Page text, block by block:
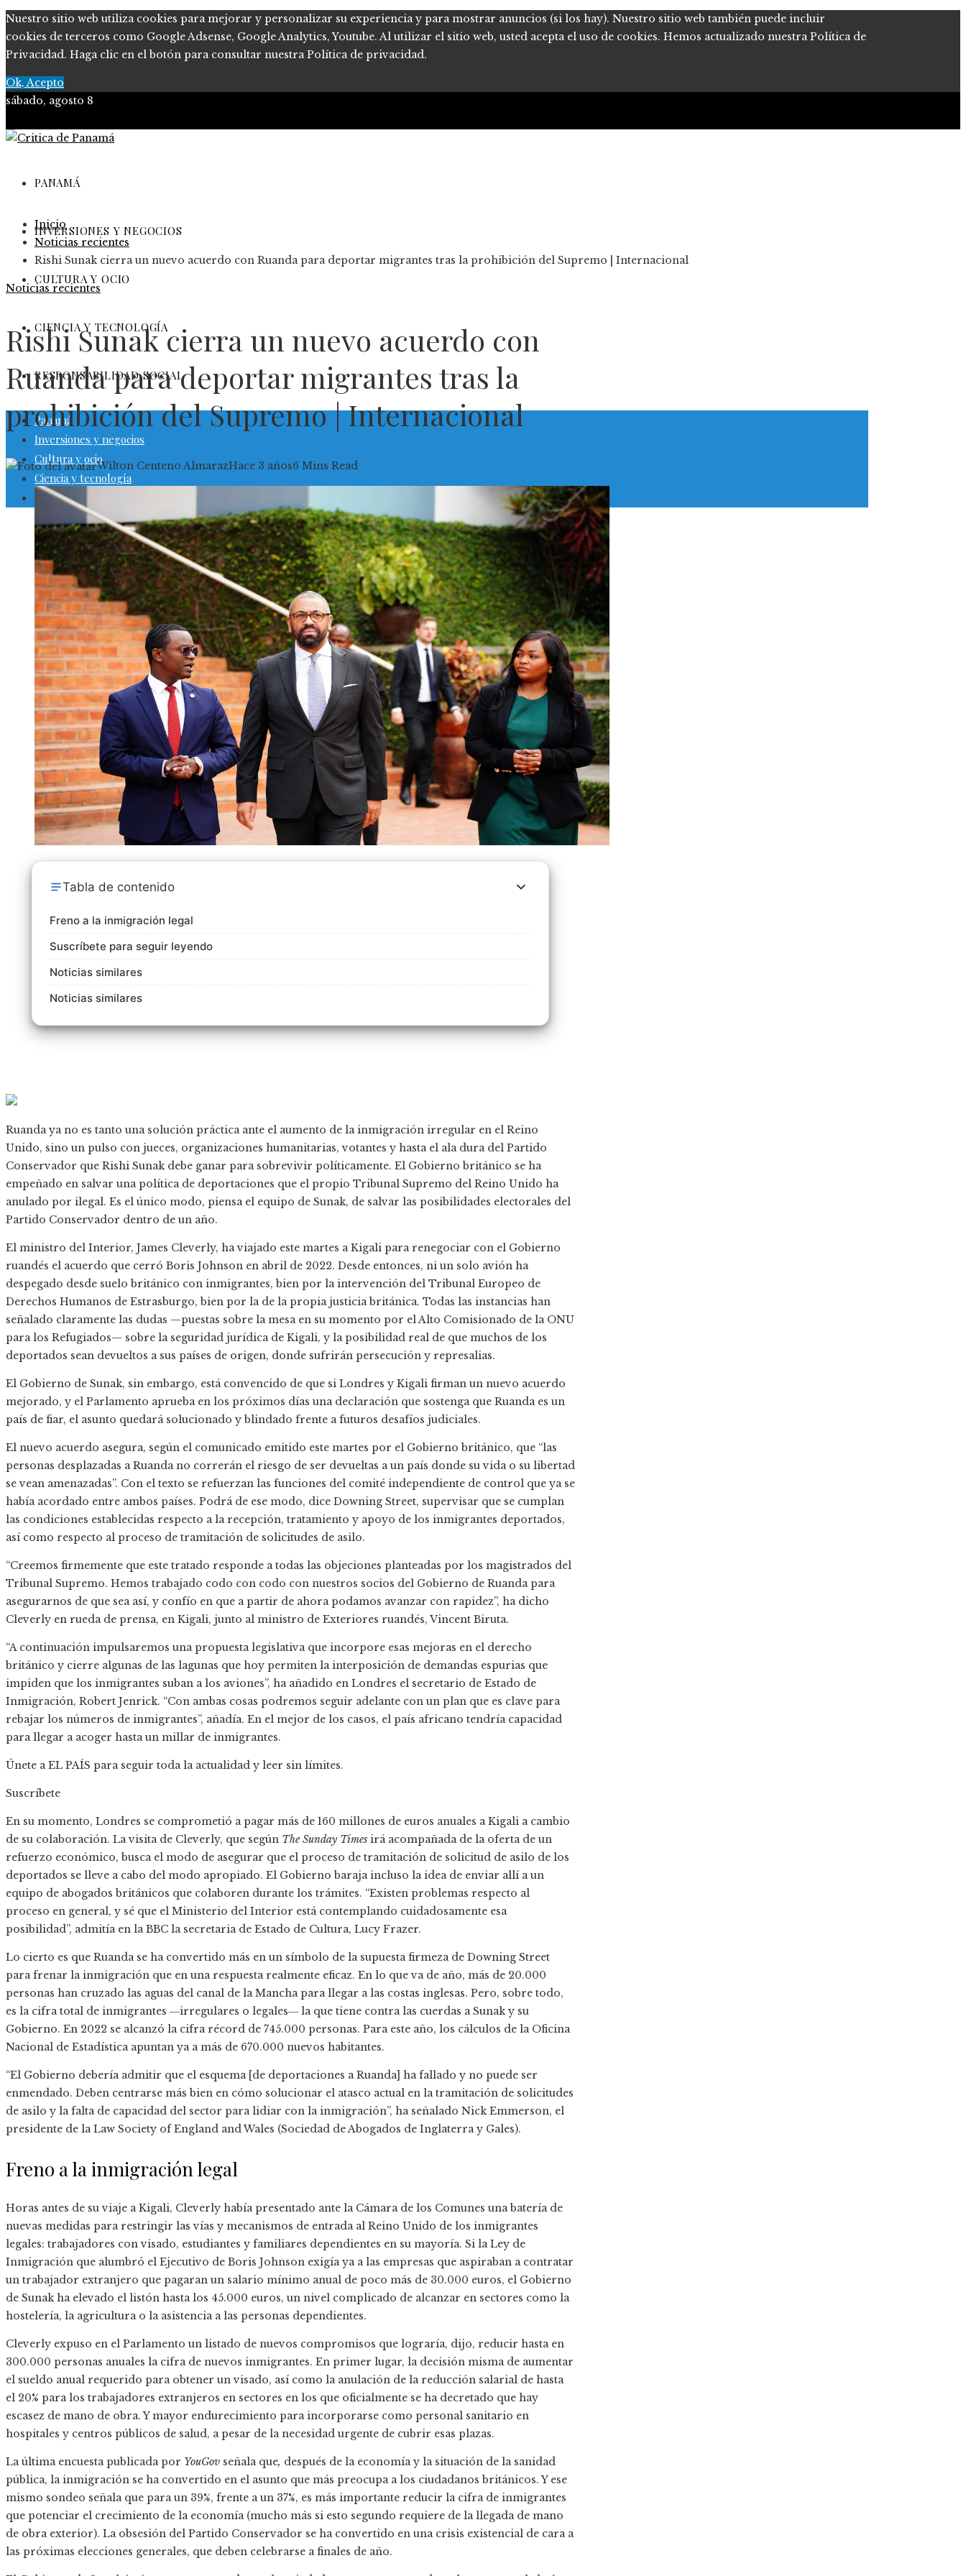
Nuestro sitio web utiliza cookies para mejorar y personalizar su experiencia y para mostrar anuncios (si los hay). Nuestro sitio web también puede incluir
cookies de terceros como Google Adsense, Google Analytics, Youtube. Al utilizar el sitio web, usted acepta el uso de cookies. Hemos actualizado nuestra Política de
Privacidad. Haga clic en el botón para consultar nuestra Política de privacidad.
Ok, Acepto
sábado, agosto 8
PANAMÁ
INVERSIONES Y NEGOCIOS
CULTURA Y OCIO
CIENCIA Y TECNOLOGÍA
RESPONSABILIDAD SOCIAL
Panamá
Inversiones y negocios
Cultura y ocio
Ciencia y tecnología
Responsabilidad social
Inicio
Noticias recientes
Rishi Sunak cierra un nuevo acuerdo con Ruanda para deportar migrantes tras la prohibición del Supremo | Internacional
Noticias recientes
Rishi Sunak cierra un nuevo acuerdo con
Ruanda para deportar migrantes tras la
prohibición del Supremo | Internacional
Wilton Centeno AlmarazHace 3 años6 Mins Read
Tabla de contenido
Freno a la inmigración legal
Suscríbete para seguir leyendo
Noticias similares
Noticias similares
Ruanda ya no es tanto una solución práctica ante el aumento de la inmigración irregular en el Reino
Unido, sino un pulso con jueces, organizaciones humanitarias, votantes y hasta el ala dura del Partido
Conservador que Rishi Sunak debe ganar para sobrevivir políticamente. El Gobierno británico se ha
empeñado en salvar una política de deportaciones que el propio Tribunal Supremo del Reino Unido ha
anulado por ilegal. Es el único modo, piensa el equipo de Sunak, de salvar las posibilidades electorales del
Partido Conservador dentro de un año.
El ministro del Interior, James Cleverly, ha viajado este martes a Kigali para renegociar con el Gobierno
ruandés el acuerdo que cerró Boris Johnson en abril de 2022. Desde entonces, ni un solo avión ha
despegado desde suelo británico con inmigrantes, bien por la intervención del Tribunal Europeo de
Derechos Humanos de Estrasburgo, bien por la de la propia justicia británica. Todas las instancias han
señalado claramente las dudas —puestas sobre la mesa en su momento por el Alto Comisionado de la ONU
para los Refugiados— sobre la seguridad jurídica de Kigali, y la posibilidad real de que muchos de los
deportados sean devueltos a sus países de origen, donde sufrirán persecución y represalias.
El Gobierno de Sunak, sin embargo, está convencido de que si Londres y Kigali firman un nuevo acuerdo
mejorado, y el Parlamento aprueba en los próximos días una declaración que sostenga que Ruanda es un
país de fiar, el asunto quedará solucionado y blindado frente a futuros desafíos judiciales.
El nuevo acuerdo asegura, según el comunicado emitido este martes por el Gobierno británico, que “las
personas desplazadas a Ruanda no correrán el riesgo de ser devueltas a un país donde su vida o su libertad
se vean amenazadas”. Con el texto se refuerzan las funciones del comité independiente de control que ya se
había acordado entre ambos países. Podrá de ese modo, dice Downing Street, supervisar que se cumplan
las condiciones establecidas respecto a la recepción, tratamiento y apoyo de los inmigrantes deportados,
así como respecto al proceso de tramitación de solicitudes de asilo.
“Creemos firmemente que este tratado responde a todas las objeciones planteadas por los magistrados del
Tribunal Supremo. Hemos trabajado codo con codo con nuestros socios del Gobierno de Ruanda para
asegurarnos de que sea así, y confío en que a partir de ahora podamos avanzar con rapidez”, ha dicho
Cleverly en rueda de prensa, en Kigali, junto al ministro de Exteriores ruandés, Vincent Biruta.
“A continuación impulsaremos una propuesta legislativa que incorpore esas mejoras en el derecho
británico y cierre algunas de las lagunas que hoy permiten la interposición de demandas espurias que
impiden que los inmigrantes suban a los aviones”, ha añadido en Londres el secretario de Estado de
Inmigración, Robert Jenrick. “Con ambas cosas podremos seguir adelante con un plan que es clave para
rebajar los números de inmigrantes”, añadía. En el mejor de los casos, el país africano tendría capacidad
para llegar a acoger hasta un millar de inmigrantes.
Únete a EL PAÍS para seguir toda la actualidad y leer sin límites.
Suscríbete
En su momento, Londres se comprometió a pagar más de 160 millones de euros anuales a Kigali a cambio
de su colaboración. La visita de Cleverly, que según The Sunday Times irá acompañada de la oferta de un
refuerzo económico, busca el modo de asegurar que el proceso de tramitación de solicitud de asilo de los
deportados se lleve a cabo del modo apropiado. El Gobierno baraja incluso la idea de enviar allí a un
equipo de abogados británicos que colaboren durante los trámites. “Existen problemas respecto al
proceso en general, y sé que el Ministerio del Interior está contemplando cuidadosamente esa
posibilidad”, admitía en la BBC la secretaria de Estado de Cultura, Lucy Frazer.
Lo cierto es que Ruanda se ha convertido más en un símbolo de la supuesta firmeza de Downing Street
para frenar la inmigración que en una respuesta realmente eficaz. En lo que va de año, más de 20.000
personas han cruzado las aguas del canal de la Mancha para llegar a las costas inglesas. Pero, sobre todo,
es la cifra total de inmigrantes ―irregulares o legales― la que tiene contra las cuerdas a Sunak y su
Gobierno. En 2022 se alcanzó la cifra récord de 745.000 personas. Para este año, los cálculos de la Oficina
Nacional de Estadística apuntan ya a más de 670.000 nuevos habitantes.
“El Gobierno debería admitir que el esquema [de deportaciones a Ruanda] ha fallado y no puede ser
enmendado. Deben centrarse más bien en cómo solucionar el atasco actual en la tramitación de solicitudes
de asilo y la falta de capacidad del sector para lidiar con la inmigración”, ha señalado Nick Emmerson, el
presidente de la Law Society of England and Wales (Sociedad de Abogados de Inglaterra y Gales).
Freno a la inmigración legal
Horas antes de su viaje a Kigali, Cleverly había presentado ante la Cámara de los Comunes una batería de
nuevas medidas para restringir las vías y mecanismos de entrada al Reino Unido de los inmigrantes
legales: trabajadores con visado, estudiantes y familiares dependientes en su mayoría. Si la Ley de
Inmigración que alumbró el Ejecutivo de Boris Johnson exigía ya a las empresas que aspiraban a contratar
un trabajador extranjero que pagaran un salario mínimo anual de poco más de 30.000 euros, el Gobierno
de Sunak ha elevado el listón hasta los 45.000 euros, un nivel complicado de alcanzar en sectores como la
hostelería, la agricultura o la asistencia a las personas dependientes.
Cleverly expuso en el Parlamento un listado de nuevos compromisos que lograría, dijo, reducir hasta en
300.000 personas anuales la cifra de nuevos inmigrantes. En primer lugar, la decisión misma de aumentar
el sueldo anual requerido para obtener un visado, así como la anulación de la reducción salarial de hasta
el 20% para los trabajadores extranjeros en sectores en los que oficialmente se ha decretado que hay
escasez de mano de obra. Y mayor endurecimiento para incorporarse como personal sanitario en
hospitales y centros públicos de salud, a pesar de la necesidad urgente de cubrir esas plazas.
La última encuesta publicada por YouGov señala que, después de la economía y la situación de la sanidad
pública, la inmigración se ha convertido en el asunto que más preocupa a los ciudadanos británicos. Y ese
mismo sondeo señala que para un 39%, frente a un 37%, es más importante reducir la cifra de inmigrantes
que potenciar el crecimiento de la economía (mucho más si esto segundo requiere de la llegada de mano
de obra exterior). La obsesión del Partido Conservador se ha convertido en una crisis existencial de cara a
las próximas elecciones generales, que deben celebrarse a finales de año.